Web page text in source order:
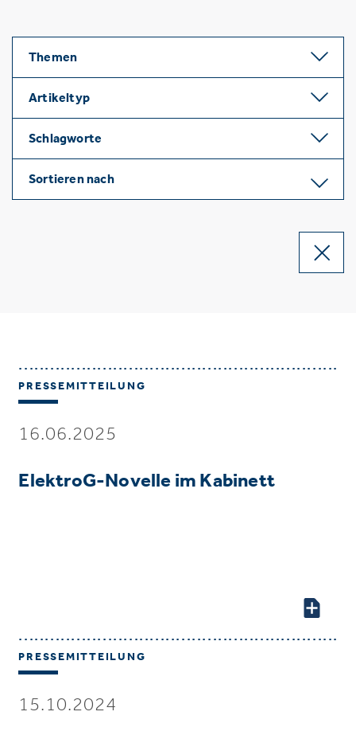
Themen
Artikeltyp
Schlagworte
Sortieren nach
PRESSEMITTEILUNG
16.06.2025
ElektroG-Novelle im Kabinett
PRESSEMITTEILUNG
15.10.2024